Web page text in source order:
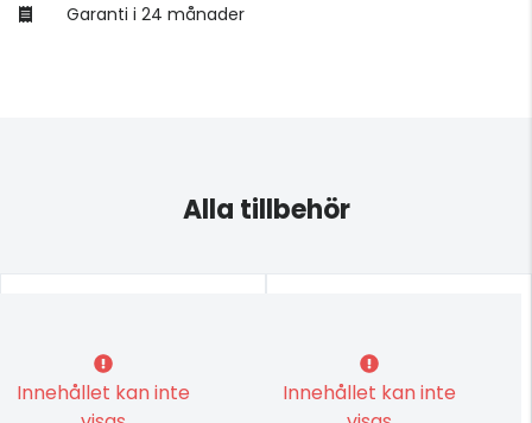
Garanti i 24 månader
Alla tillbehör
Innehållet kan inte
Innehållet kan inte